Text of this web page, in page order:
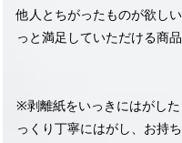
他人とちがったものが欲し
っと満足していただける商品
※剥離紙をいっきにはがし
っくり丁寧にはがし、お持